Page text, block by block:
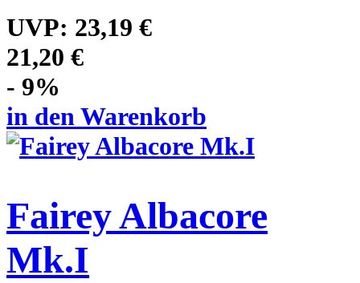
UVP: 23,19 €
21,20 €
- 9%
in den Warenkorb
Fairey Albacore
Mk.I